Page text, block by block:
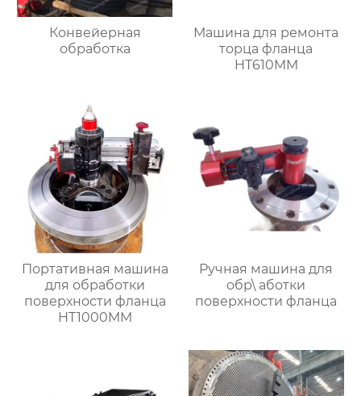
Конвейерная
обработка
Машина для ремонта
торца фланца
HT610MM
Портативная машина
для обработки
поверхности фланца
HT1000MM
Ручная машина для
обр\ аботки
поверхности фланца